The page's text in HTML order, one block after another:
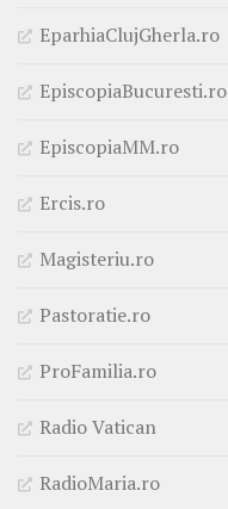
EparhiaClujGherla.ro
EpiscopiaBucuresti.ro
EpiscopiaMM.ro
Ercis.ro
Magisteriu.ro
Pastoratie.ro
ProFamilia.ro
Radio Vatican
RadioMaria.ro